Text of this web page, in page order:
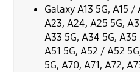
Galaxy A13 5G, A15
A23, A24, A25 5G,
A33 5G, A34 5G,
A51 5G, A52 / A52
5G, A70, A71, A72,